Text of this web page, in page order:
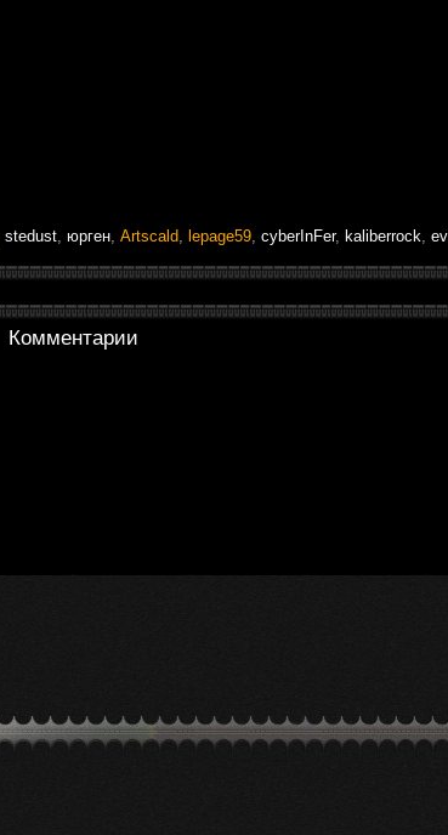
stedust юрген Artscald lepage59 cyberInFer, kaliberrock
Комментарии